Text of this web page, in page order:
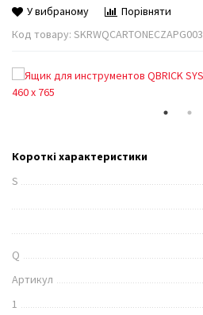
У вибраному
Порівняти
Код товару: SKRWQCARTONECZAPG003
Короткі характеристики
S
Q
Артикул
1